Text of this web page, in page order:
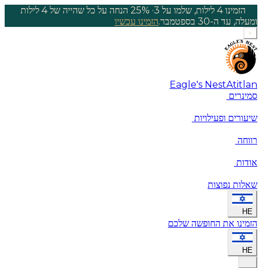
הזמינו 4 לילות, שלמו על 3 ·
25% הנחה על כל שהייה של 4 לילות
ומעלה, עד ה-30 בספטמבר.
הזמינו עכשיו
×
Eagle's NestAtitlan
סמינרים
שיעורים ופעילויות
רווחה
אודות
שאלות נפוצות
HE
הזמינו את החופשה שלכם
HE